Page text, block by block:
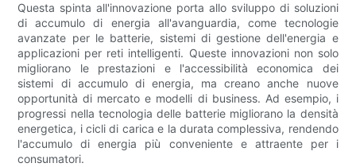
Questa spinta all'innovazione porta allo sviluppo di soluzioni
di accumulo di energia all'avanguardia, come tecnologie
avanzate per le batterie, sistemi di gestione dell'energia e
applicazioni per reti intelligenti. Queste innovazioni non solo
migliorano le prestazioni e l'accessibilità economica dei
sistemi di accumulo di energia, ma creano anche nuove
opportunità di mercato e modelli di business. Ad esempio, i
progressi nella tecnologia delle batterie migliorano la densità
energetica, i cicli di carica e la durata complessiva, rendendo
l'accumulo di energia più conveniente e attraente per i
consumatori.